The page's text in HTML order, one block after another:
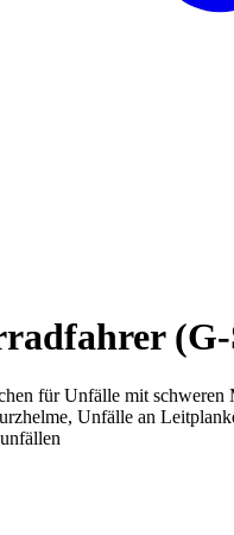
(G-
für Unfälle mit
Unfälle an